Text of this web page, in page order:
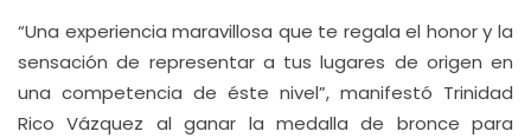
“Una experiencia maravillosa que te regala el honor y la
sensación de representar a tus lugares de origen en
una competencia de éste nivel”, manifestó Trinidad
Rico Vázquez al ganar la medalla de bronce para